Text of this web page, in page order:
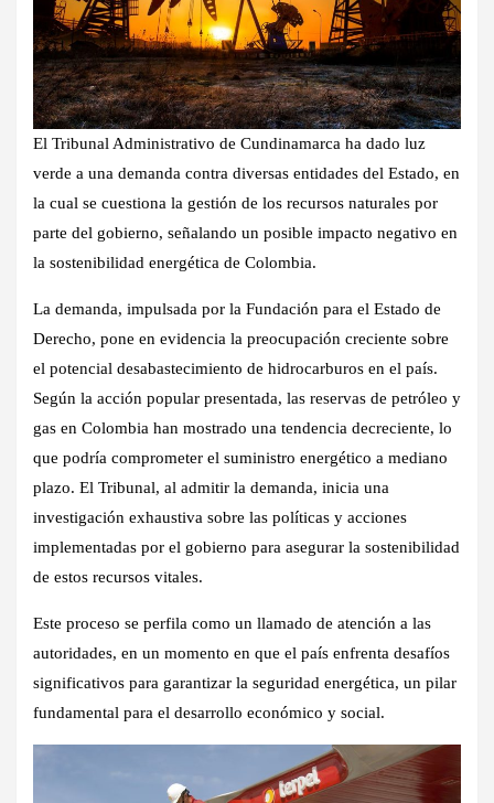
El Tribunal Administrativo de Cundinamarca ha dado luz
verde a una demanda contra diversas entidades del Estado, en
la cual se cuestiona la gestión de los recursos naturales por
parte del gobierno, señalando un posible impacto negativo en
la sostenibilidad energética de Colombia.
La demanda, impulsada por la Fundación para el Estado de
Derecho, pone en evidencia la preocupación creciente sobre
el potencial desabastecimiento de hidrocarburos en el país.
Según la acción popular presentada, las reservas de petróleo y
gas en Colombia han mostrado una tendencia decreciente, lo
que podría comprometer el suministro energético a mediano
plazo. El Tribunal, al admitir la demanda, inicia una
investigación exhaustiva sobre las políticas y acciones
implementadas por el gobierno para asegurar la sostenibilidad
de estos recursos vitales.
Este proceso se perfila como un llamado de atención a las
autoridades, en un momento en que el país enfrenta desafíos
significativos para garantizar la seguridad energética, un pilar
fundamental para el desarrollo económico y social.